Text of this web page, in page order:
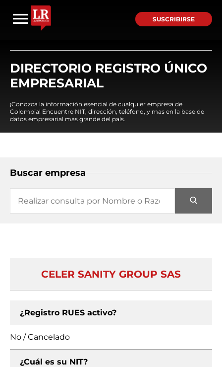
SUSCRIBIRSE
DIRECTORIO REGISTRO ÚNICO
EMPRESARIAL
¡Conozca la información esencial de cualquier empresa de
Colombia! Encuentre NIT, dirección, teléfono, y mas en la base de
datos empresarial mas grande del país.
Buscar empresa
CELER SANITY GROUP SAS
¿Registro RUES activo?
No / Cancelado
¿Cuál es su NIT?